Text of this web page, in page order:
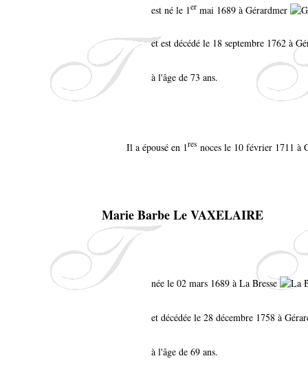
est né le 1er mai 1689 à Gérardmer
et est décédé le 18 septembre 1762 à
à l'âge de 73 ans.
Il a épousé en 1res noces le 10 février 1711 à
Marie Barbe Le VAXELAIRE
née le 02 mars 1689 à La Bresse
et décédée le 28 décembre 1758 à
à l'âge de 69 ans.